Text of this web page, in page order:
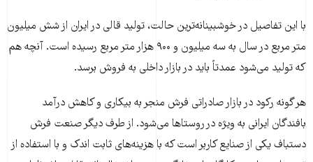
با این تفاصیل در خوشبینانه‌ترین حالت، تولید قالی در ایران از شش میلیون
متر مربع در سال به سه میلیون و ۹۰۰ هزار متر مربع رسیده است. آنچه هم
که تولید می‌شود عمدتاً باید در بازار داخلی به فروش برسد.
هر گونه رکود در بازار صادراتی فرش منجر به بیکاری و کاهش درآمد
بافندگان ایرانی به ویژه در روستاها می‌شود. از طرف دیگر صنعت فرش
دستباف یکی از صنایع کاربر است که با هزینه‌های ثابت اندک و با استفاده از